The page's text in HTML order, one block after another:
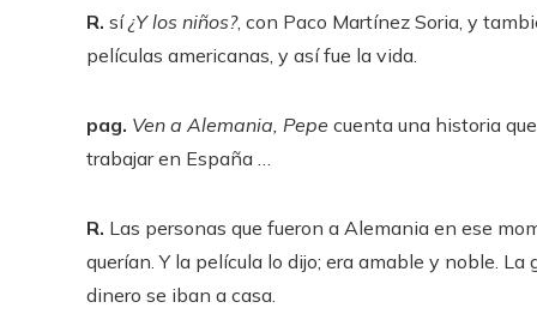
R. sí¿Y los niños?, con Paco Martínez Soria, y
películas americanas, y así fue la vida.
pag. Ven a Alemania, Pepe cuenta una historia
trabajar en España …
R. Las personas que fueron a Alemania en ese
querían. Y la película lo dijo; era amable y noble.
dinero se iban a casa.